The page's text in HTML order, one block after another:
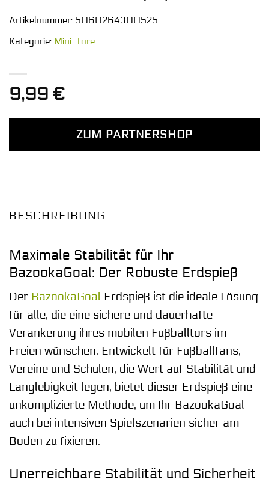
9,99 €
ZUM PARTNERSHOP
Artikelnummer: 5060264300525
Kategorie: Mini-Tore
BESCHREIBUNG
Maximale Stabilität für Ihr
BazookaGoal: Der Robuste Erdspieß
Der BazookaGoal Erdspieß ist die ideale Lösung
für alle, die eine sichere und dauerhafte
Verankerung ihres mobilen Fußballtors im
Freien wünschen. Entwickelt für Fußballfans,
Vereine und Schulen, die Wert auf Stabilität und
Langlebigkeit legen, bietet dieser Erdspieß eine
unkomplizierte Methode, um Ihr BazookaGoal
auch bei intensiven Spielszenarien sicher am
Boden zu fixieren.
Unerreichbare Stabilität und Sicherheit